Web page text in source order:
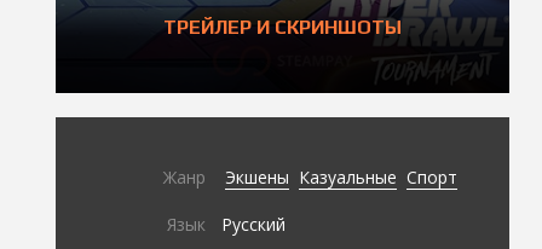
ТРЕЙЛЕР И СКРИНШОТЫ
Жанр Экшены Казуальные Спорт
Язык Русский